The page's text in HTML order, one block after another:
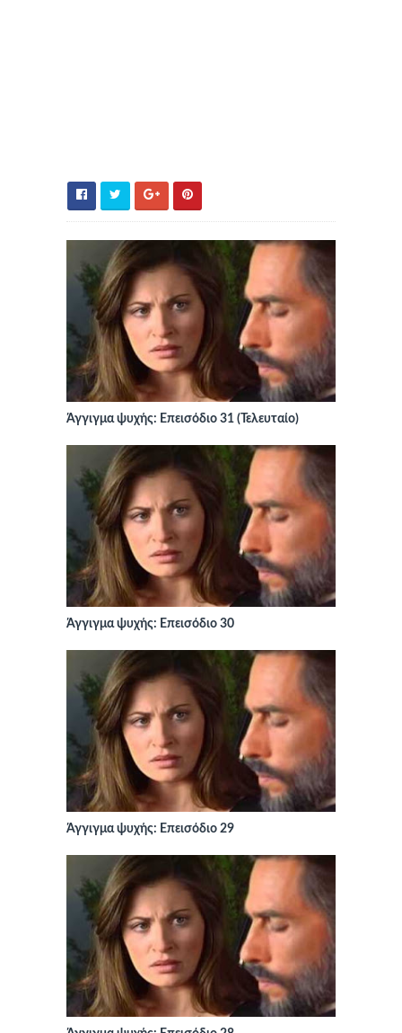
Άγγιγμα ψυχής: Επεισόδιο 31 (Τελευταίο)
Άγγιγμα ψυχής: Επεισόδιο 30
Άγγιγμα ψυχής: Επεισόδιο 29